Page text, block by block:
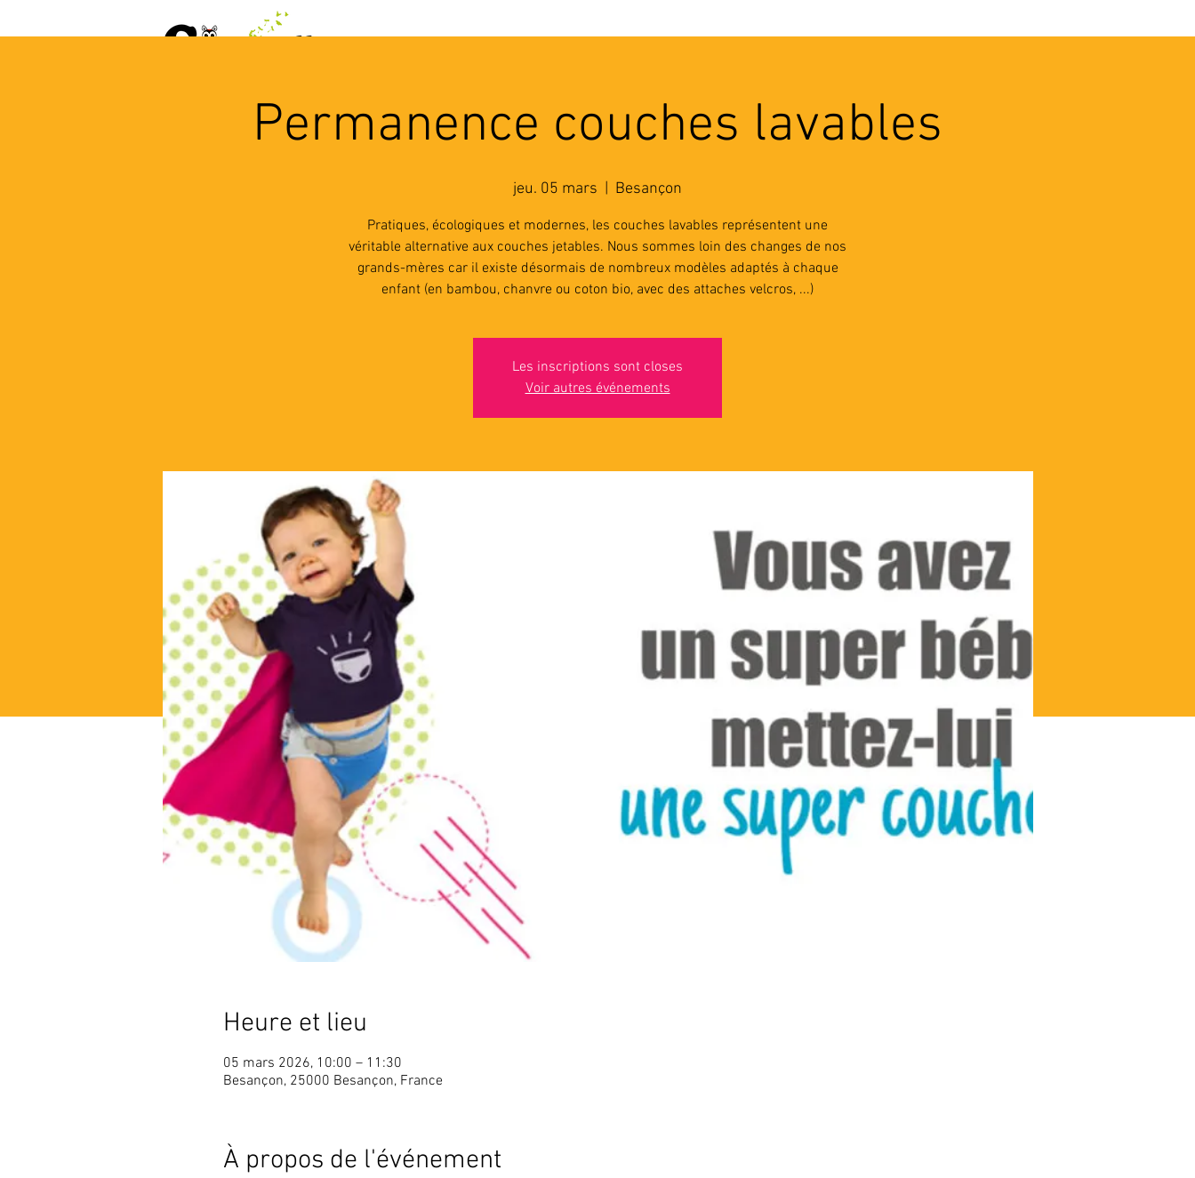
Permanence couches lavables
jeu. 05 mars Besançon
Pratiques, écologiques et modernes, les couches lavables représentent une
véritable alternative aux couches jetables. Nous sommes loin des changes de nos
grands-mères car il existe désormais de nombreux modèles adaptés à chaque
enfant (en bambou, chanvre ou coton bio, avec des attaches velcros, ...)
Les inscriptions sont closes
Voir autres événements
Heure et lieu
05 mars 2026, 10:00 – 11:30
Besançon, 25000 Besançon, France
À propos de l'événement